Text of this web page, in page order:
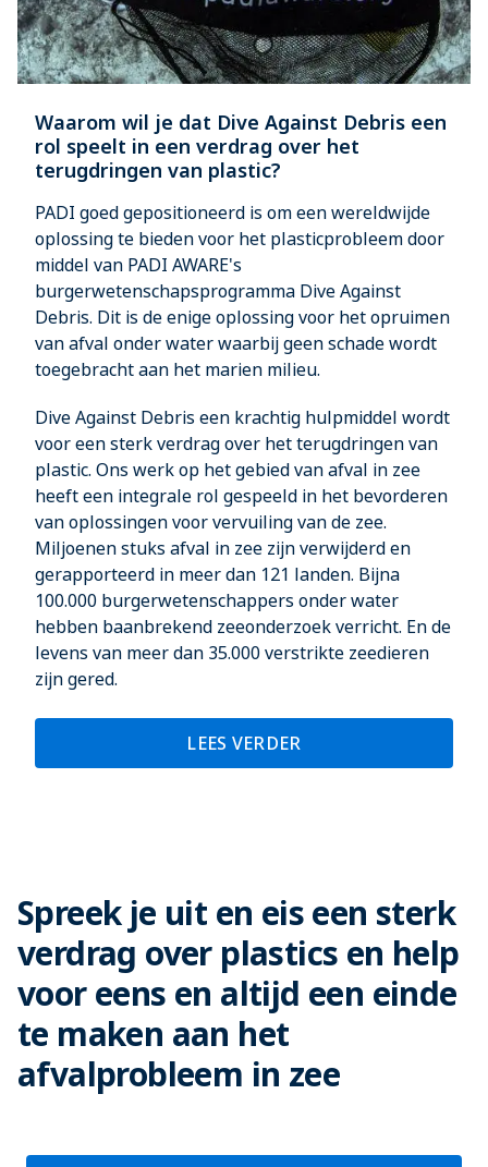
Waarom wil je dat Dive Against Debris een
rol speelt in een verdrag over het
terugdringen van plastic?
PADI goed gepositioneerd is om een wereldwijde
oplossing te bieden voor het plasticprobleem door
middel van PADI AWARE's
burgerwetenschapsprogramma Dive Against
Debris. Dit is de enige oplossing voor het opruimen
van afval onder water waarbij geen schade wordt
toegebracht aan het marien milieu.
Dive Against Debris een krachtig hulpmiddel wordt
voor een sterk verdrag over het terugdringen van
plastic. Ons werk op het gebied van afval in zee
heeft een integrale rol gespeeld in het bevorderen
van oplossingen voor vervuiling van de zee.
Miljoenen stuks afval in zee zijn verwijderd en
gerapporteerd in meer dan 121 landen. Bijna
100.000 burgerwetenschappers onder water
hebben baanbrekend zeeonderzoek verricht. En de
levens van meer dan 35.000 verstrikte zeedieren
zijn gered.
LEES VERDER
Spreek je uit en eis een sterk
verdrag over plastics en help
voor eens en altijd een einde
te maken aan het
afvalprobleem in zee